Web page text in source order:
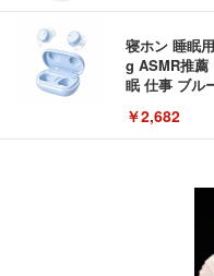
寝ホン 睡眠
g ASMR推
眠 仕事 ブル
￥2,682
エレコム 充
ケーブル一
み式プラグ
C-AC6920WF